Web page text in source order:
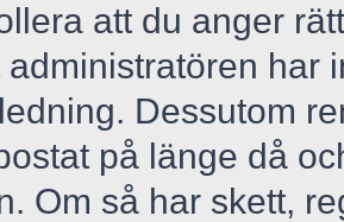
att du anger
administratören har
Dessutom
på länge då
Om så har skett,